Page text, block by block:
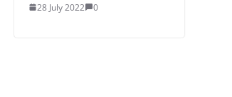
28 July 2022 0